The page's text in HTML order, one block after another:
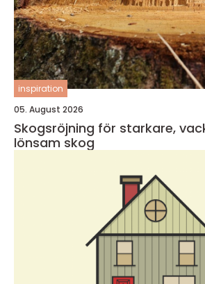
inspiration
05. August 2026
Skogsröjning för starkare,
lönsam skog